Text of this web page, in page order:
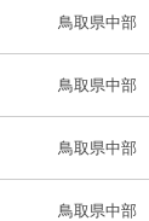
鳥取県中部
鳥取県中部
鳥取県中部
鳥取県中部